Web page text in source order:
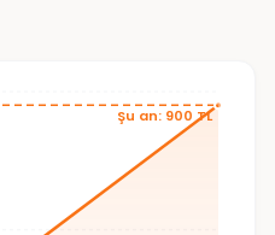
Şu an: 900 TL